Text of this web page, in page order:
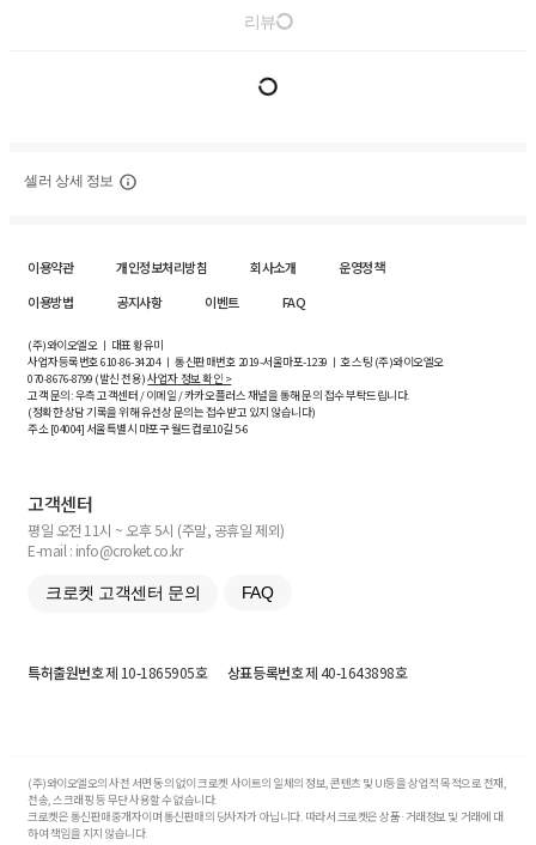
리뷰
셀러 상세 정보
이용약관 개인정보처리방침 회사소개
운영정책
이용방법
공지사항 이벤트 FAQ
(주)와이오엘오 ㅣ 대표 황유미
사업자등록번호610-86-34204ㅣ 통신판매번호 2019-서울마포-1239 ㅣ 호스팅 (주)와이오엘오
070-8676-8799 (발신 전용)사업자 정보 확인 >
고객 문의: 우측 고객센터 / 이메일 / 카카오플러스 채널을 통해 문의 접수 부탁드립니다.
(정확한 상담 기록을 위해 유선상 문의는 접수받고 있지 않습니다)
주소 [04004] 서울특별시 마포구 월드컵로10길5-6
고객센터
평일 오전 11시 ~ 오후 5시 (주말, 공휴일 제외)
E-mail : info@croket.co.kr
크로켓 고객센터 문의 FAQ
특허출원번호제 10-1865905호 상표등록번호제 40-1643898호
(주)와이오엘오의 사전 서면 동의 없이 크로켓 사이트의 일체의 정보, 콘텐츠 및 UI등을 상업적 목적으로 전재,
전송, 스크래핑 등 무단 사용할 수 없습니다.
크로켓은 통신판매중개자이며 통신판매의 당사자가 아닙니다. 따라서 크로켓은 상품·거래정보 및 거래에 대
하여 책임을 지지 않습니다.